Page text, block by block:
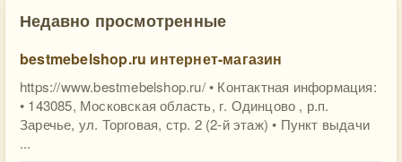
Недавно просмотренные
bestmebelshop.ru интернет-магазин
https://www.bestmebelshop.ru/ • Контактная информация:
• 143085, Московская область, г. Одинцово , р.п.
Заречье, ул. Торговая, стр. 2 (2-й этаж) • Пункт выдачи
...